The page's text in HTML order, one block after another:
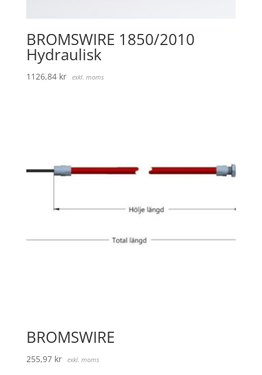
BROMSWIRE 1850/2010
Hydraulisk
1126,84 kr exkl. moms
BROMSWIRE
255,97 kr exkl. moms